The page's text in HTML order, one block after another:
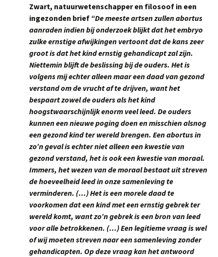
Zwart, natuurwetenschapper en filosoof in een
ingezonden brief “De meeste artsen zullen abortus
aanraden indien bij onderzoek blijkt dat het embryo
zulke ernstige afwijkingen vertoont dat de kans zeer
groot is dat het kind ernstig gehandicapt zal zijn.
Niettemin blijft de beslissing bij de ouders. Het is
volgens mij echter alleen maar een daad van gezond
verstand om de vrucht af te drijven, want het
bespaart zowel de ouders als het kind
hoogstwaarschijnlijk enorm veel leed. De ouders
kunnen een nieuwe poging doen en misschien alsnog
een gezond kind ter wereld brengen. Een abortus in
zo’n geval is echter niet alleen een kwestie van
gezond verstand, het is ook een kwestie van moraal.
Immers, het wezen van de moraal bestaat uit streven
de hoeveelheid leed in onze samenleving te
verminderen. (…) Het is een morele daad te
voorkomen dat een kind met een ernstig gebrek ter
wereld komt, want zo’n gebrek is een bron van leed
voor alle betrokkenen. (…) Een legitieme vraag is wel
of wij moeten streven naar een samenleving zonder
gehandicapten. Op deze vraag kan het antwoord